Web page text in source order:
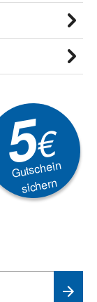
€
Gutschein
sichern